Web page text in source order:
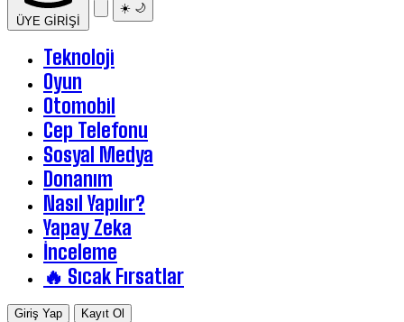
ÜYE GİRİŞİ
☀️ 🌙
Teknoloji
Oyun
Otomobil
Cep Telefonu
Sosyal Medya
Donanım
Nasıl Yapılır?
Yapay Zeka
İnceleme
🔥 Sıcak Fırsatlar
Giriş Yap Kayıt Ol